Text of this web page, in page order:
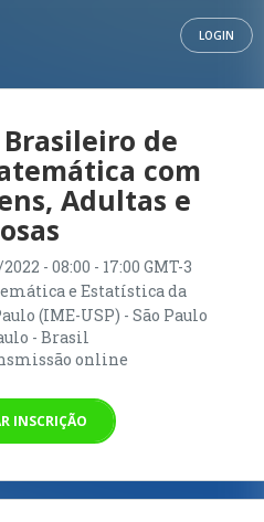
LOGIN
de
com
Adultas e
2022 - 08:00 - 17:00 GMT-3
e Estatística da
(IME-USP) - São Paulo
- Brasil
online
INSCRIÇÃO